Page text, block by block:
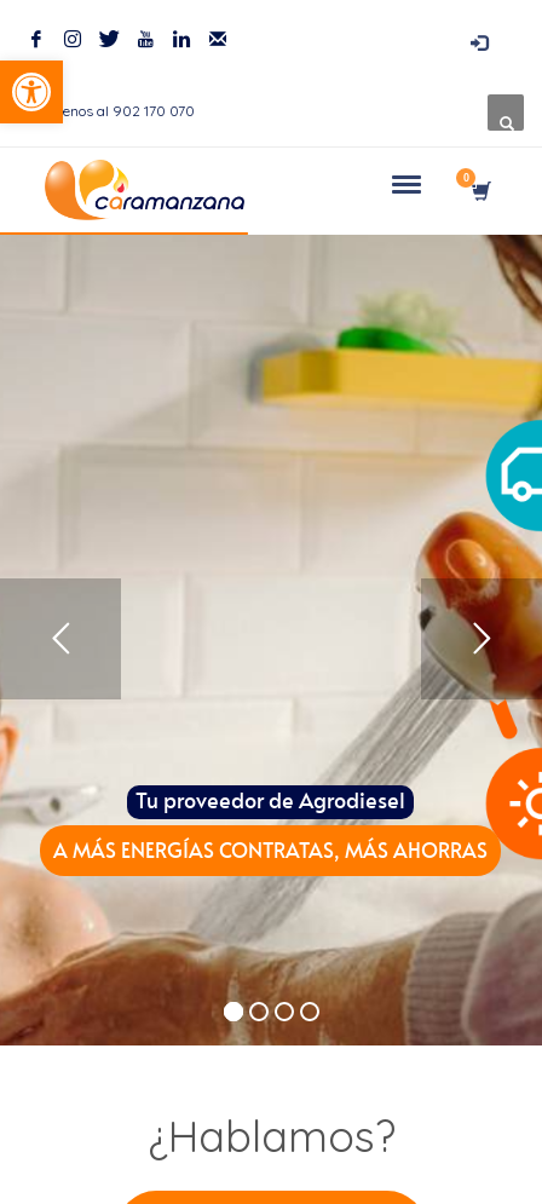
Abrir barra de herramientas
Llámenos al 902 170 070
Tu proveedor de Agrodiesel
A MÁS ENERGÍAS CONTRATAS, MÁS AHORRAS
¿Hablamos?